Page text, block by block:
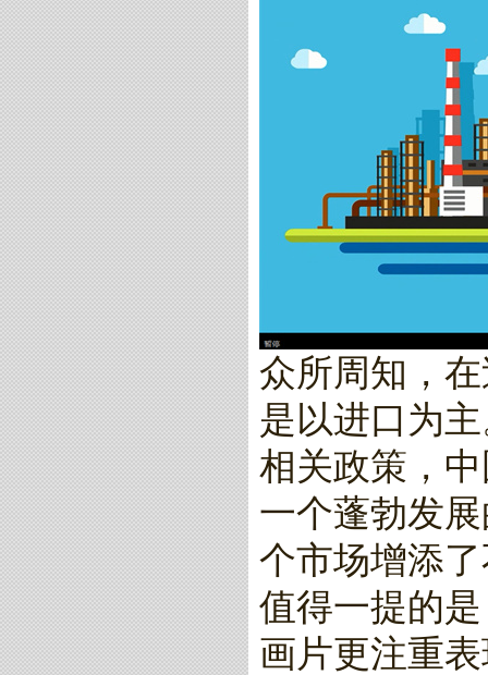
众所周知，
是以进口为
相关政策，
一个蓬勃发
个市场增添
值得一提的
画片更注重